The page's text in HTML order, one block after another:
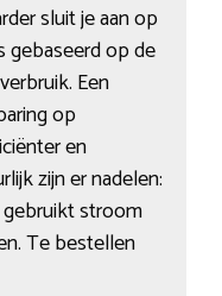
sluit je aan op
gebaseerd op de
Een
op
en
zijn er nadelen:
stroom
Te bestellen